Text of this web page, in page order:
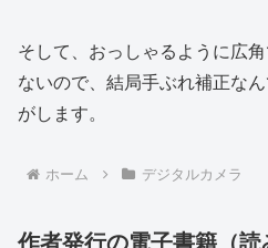
そして、おっしゃるように広
ないので、結局手ぶれ補正な
がします。
ホーム デジタルカメラ
作者発行の電子書籍（読